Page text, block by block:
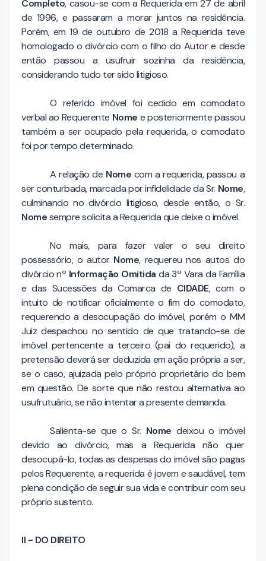
Completo, casou-se com a Requerida em 27 de abril
de 1996, e passaram a morar juntos na residência.
Porém, em 19 de outubro de 2018 a Requerida teve
homologado o divórcio com o filho do Autor e desde
então passou a usufruir sozinha da residência,
considerando tudo ter sido litigioso.
O referido imóvel foi cedido em comodato
verbal ao Requerente Nome e posteriormente passou
também a ser ocupado pela requerida, o comodato
foi por tempo determinado.
A relação de Nome com a requerida, passou a
ser conturbada, marcada por infidelidade da Sr. Nome,
culminando no divórcio litigioso, desde então, o Sr.
Nomesempre solicita a Requerida que deixe o imóvel.
No mais, para fazer valer o seu direito
possessório, o autor Nome, requereu nos autos do
divórcio nº Informação Omitida da 3ª Vara da Família
e das Sucessões da Comarca de CIDADE, com o
intuito de notificar oficialmente o fim do comodato,
requerendo a desocupação do imóvel, porém o MM
Juiz despachou no sentido de que tratando-se de
imóvel pertencente a terceiro (pai do requerido), a
pretensão deverá ser deduzida em ação própria a ser,
se o caso, ajuizada pelo próprio proprietário do bem
em questão. De sorte que não restou alternativa ao
usufrutuário, se não intentar a presente demanda.
Salienta-se que o Sr. Nome deixou o imóvel
devido ao divórcio, mas a Requerida não quer
desocupá-lo, todas as despesas do imóvel são pagas
pelos Requerente, a requerida é jovem e saudável, tem
plena condição de seguir sua vida e contribuir com seu
próprio sustento.
II - DO DIREITO